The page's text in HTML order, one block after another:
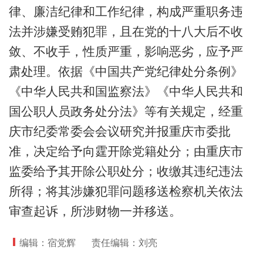
律、廉洁纪律和工作纪律，构成严重职务违
法并涉嫌受贿犯罪，且在党的十八大后不收
敛、不收手，性质严重，影响恶劣，应予严
肃处理。依据《中国共产党纪律处分条例》
《中华人民共和国监察法》《中华人民共和
国公职人员政务处分法》等有关规定，经重
庆市纪委常委会会议研究并报重庆市委批
准，决定给予向霆开除党籍处分；由重庆市
监委给予其开除公职处分；收缴其违纪违法
所得；将其涉嫌犯罪问题移送检察机关依法
审查起诉，所涉财物一并移送。
编辑：宿党辉 责任编辑：刘亮